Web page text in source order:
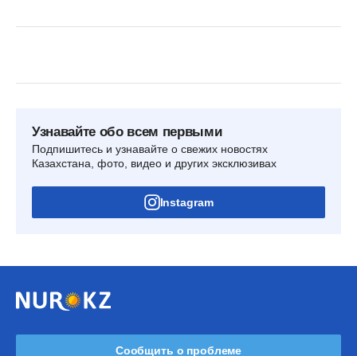
Узнавайте обо всем первыми
Подпишитесь и узнавайте о свежих новостях
Казахстана, фото, видео и других эксклюзивах
Instagram
Сообщить о проблеме